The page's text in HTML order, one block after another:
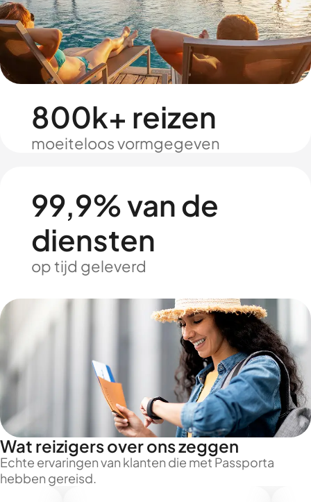
800k+ reizen
moeiteloos vormgegeven
99,9% van de
diensten
op tijd geleverd
Wat reizigers over ons zeggen
Echte ervaringen van klanten die met Passporta
hebben gereisd.